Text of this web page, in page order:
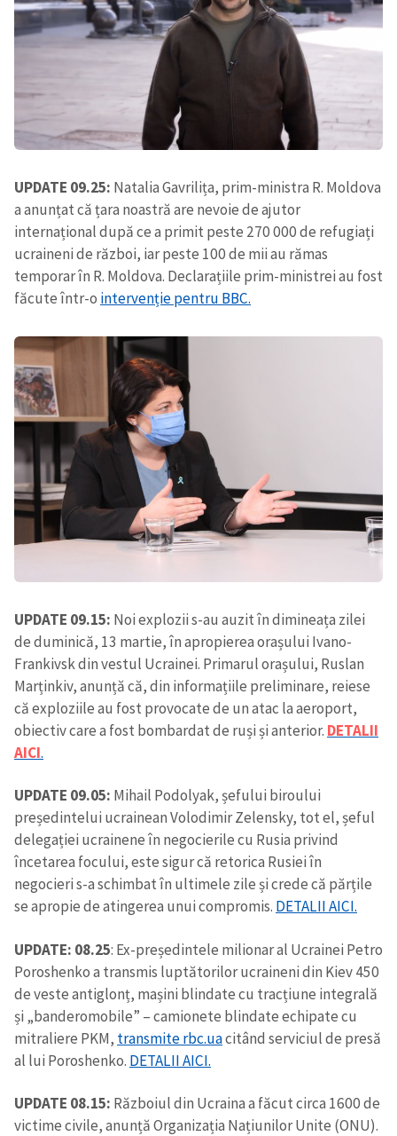
UPDATE 09.25: Natalia Gavrilița, prim-ministra R. Moldova
a anunțat că țara noastră are nevoie de ajutor
internațional după ce a primit peste 270 000 de refugiați
ucraineni de război, iar peste 100 de mii au rămas
temporar în R. Moldova. Declarațiile prim-ministrei au fost
făcute într-o intervenție pentru BBC.
UPDATE 09.15: Noi explozii s-au auzit în dimineața zilei
de duminică, 13 martie, în apropierea orașului Ivano-
Frankivsk din vestul Ucrainei. Primarul orașului, Ruslan
Marținkiv, anunță că, din informațiile preliminare, reiese
că exploziile au fost provocate de un atac la aeroport,
obiectiv care a fost bombardat de ruși și anterior. DETALII
AICI.
UPDATE 09.05: Mihail Podolyak, șefului biroului
președintelui ucrainean Volodimir Zelensky, tot el, șeful
delegației ucrainene în negocierile cu Rusia privind
încetarea focului, este sigur că retorica Rusiei în
negocieri s-a schimbat în ultimele zile și crede că părțile
se apropie de atingerea unui compromis. DETALII AICI.
UPDATE: 08.25: Ex-președintele milionar al Ucrainei Petro
Poroshenko a transmis luptătorilor ucraineni din Kiev 450
de veste antiglonț, mașini blindate cu tracțiune integrală
și „banderomobile” – camionete blindate echipate cu
mitraliere PKM, transmite rbc.uacitând serviciul de presă
al lui Poroshenko. DETALII AICI.
UPDATE 08.15: Războiul din Ucraina a făcut circa 1600 de
victime civile, anunță Organizația Națiunilor Unite (ONU).